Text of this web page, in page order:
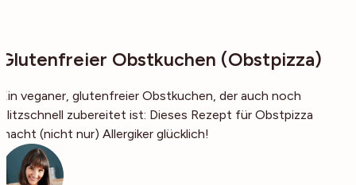
Glutenfreier Obstkuchen (Obstpizza)
Ein veganer, glutenfreier Obstkuchen, der auch noch
blitzschnell zubereitet ist: Dieses Rezept für Obstpizza
macht (nicht nur) Allergiker glücklich!